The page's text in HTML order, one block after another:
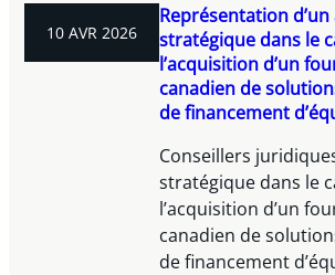
10 AVR 2026
Représentation
stratégique dans le
l’acquisition d’un
canadien de
de financement
Conseillers
stratégique dans le
l’acquisition d’un
canadien de
de financement